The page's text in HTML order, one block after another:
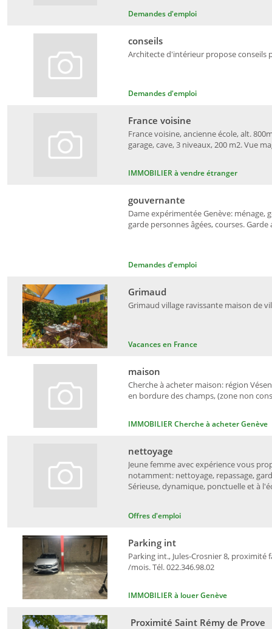
Demandes d'emploi
Demandes d'emploi
Architecte d'intérieur propose conseils
conseils
IMMOBILIER à vendre étranger
France voisine, ancienne école, alt.
garage, cave, 3 niveaux, 200 m2. Vue
France voisine
Demandes d'emploi
Dame expérimentée Genève:
garde personnes âgées, courses.
gouvernante
Vacances en France
Grimaud village ravissante maison de
Grimaud
IMMOBILIER Cherche à acheter Genève
Cherche à acheter maison: région
en bordure des champs, (zone non
maison
Offres d'emploi
Jeune femme avec expérience vous
notamment: nettoyage, repassage,
Sérieuse, dynamique, ponctuelle et à
nettoyage
IMMOBILIER à louer Genève
Parking int., Jules-Crosnier 8, proximité
/mois. Tél. 022.346.98.02
Parking int
Proximité Saint Rémy de Prove